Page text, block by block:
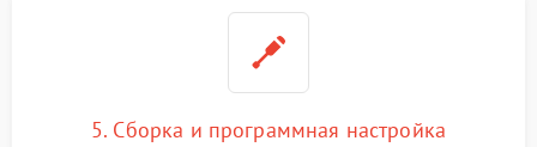
5. Сборка и программная настройка